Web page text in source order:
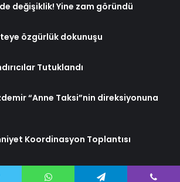
değişiklik! Yine zam göründü
özgürlük dokunuşu
Tutuklandı
“Anne Taksi”nin direksiyonuna
Koordinasyon Toplantısı